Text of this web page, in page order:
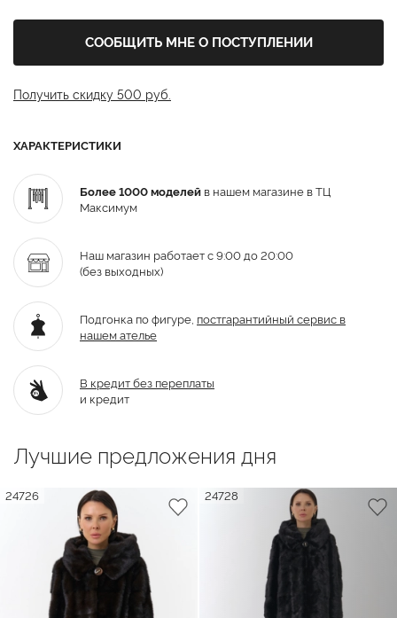
СООБЩИТЬ МНЕ О ПОСТУПЛЕНИИ
Получить скидку 500 руб.
ХАРАКТЕРИСТИКИ
Более 1000 моделей в нашем магазине в ТЦ
Максимум
Наш магазин работает с 9:00 до 20:00
(без выходных)
Подгонка по фигуре, постгарантийный сервис в
нашем ателье
В кредит без переплаты
и кредит
Лучшие предложения дня
24726 24728